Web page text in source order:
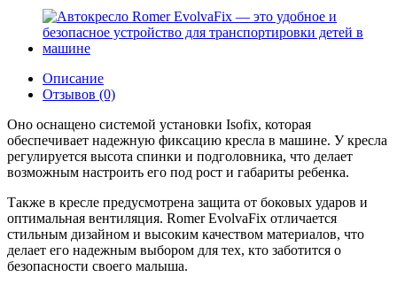
Описание
Отзывов (0)
Оно оснащено системой установки Isofix, которая
обеспечивает надежную фиксацию кресла в машине. У кресла
регулируется высота спинки и подголовника, что делает
возможным настроить его под рост и габариты ребенка.
Также в кресле предусмотрена защита от боковых ударов и
оптимальная вентиляция. Romer EvolvaFix отличается
стильным дизайном и высоким качеством материалов, что
делает его надежным выбором для тех, кто заботится о
безопасности своего малыша.